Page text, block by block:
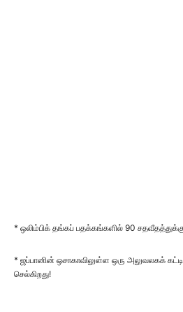
* ஒலிம்பிக் தங்கப் பதக்கங்களில் 90
* ஜப்பானின் ஒசாகாவிலுள்ள ஒரு அலுவலகக்
செல்கிறது!